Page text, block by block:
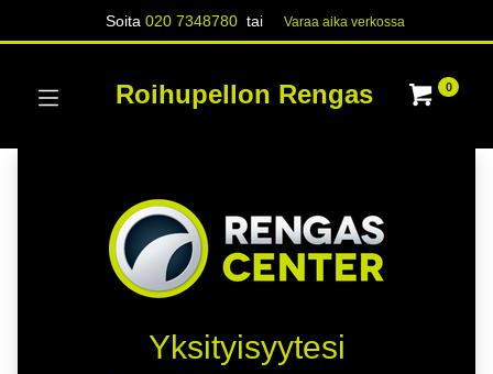
Soita020 7348780 tai Varaa aika verk​​​​ossa
Roihupellon Rengas 0
Yksityisyytesi